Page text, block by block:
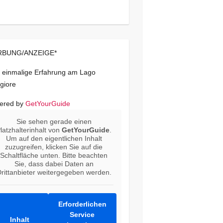
ANZEIGE*
einmalige Erfahrung am Lago
by GetYourGuide
Sie sehen gerade einen
vonGetYourGuide
Um auf den eigentlichen Inhalt
zuzugreifen, klicken Sie auf die
Schaltfläche unten. Bitte beachten
Sie, dass dabei Daten an
weitergegeben werden.
Inhalt
Erforderlichen
Service